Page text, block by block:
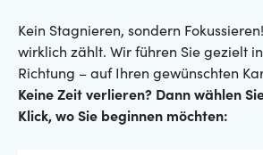
Kein Stagnieren, sondern
wirklich zählt. Wir führen Sie gezielt
Richtung – auf Ihren gewünschten
Keine Zeit verlieren? Dann wählen
Klick, wo Sie beginnen möchten: